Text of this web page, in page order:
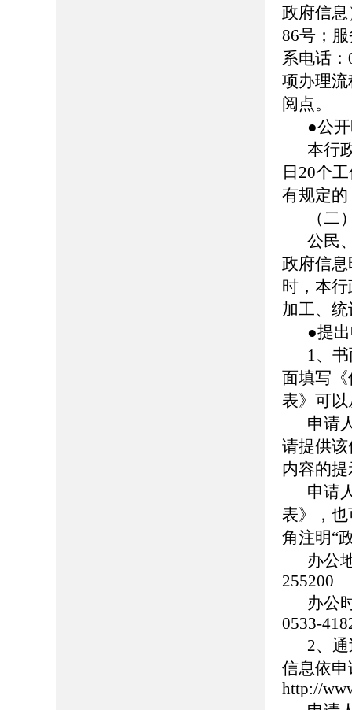
政府信
86号；
系电话
项办理
阅点。
●公
本行
日20个
有规定
（二
公民
政府信
时，本
加工、
●提
1、
面填写
表》可
申请
请提供
内容的
申请
表》，
角注明“
办公
255200
办公
0533-
2、
信息依
http://